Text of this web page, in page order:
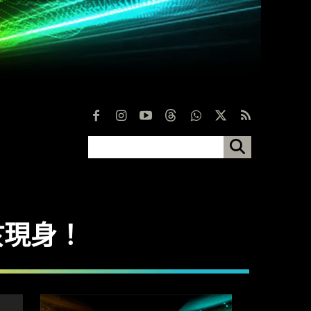
身！